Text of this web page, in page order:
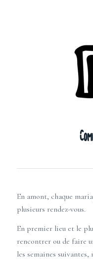
En amont, chaque
plusieurs rendez-vous.
En premier lieu et le
rencontrer ou de faire
les semaines suivantes,